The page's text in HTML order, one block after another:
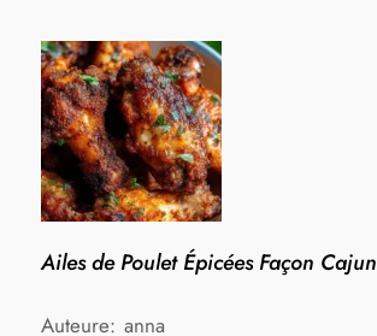
Ailes de Poulet Épicées Façon Cajun
Auteure: anna